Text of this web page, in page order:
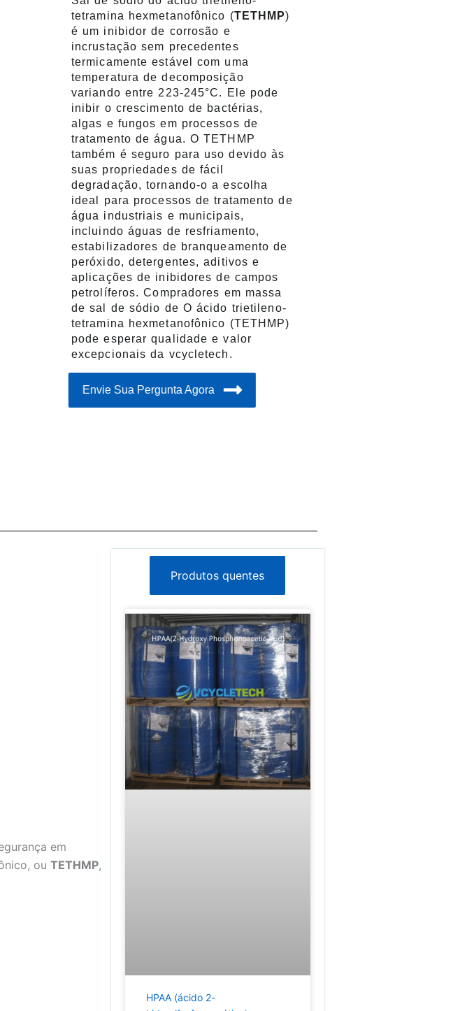
tetramina hexmetanofônico (TETHMP)
é um inibidor de corrosão e
incrustação sem precedentes
termicamente estável com uma
temperatura de decomposição
variando entre 223-245°C. Ele pode
inibir o crescimento de bactérias,
algas e fungos em processos de
tratamento de água. O TETHMP
também é seguro para uso devido às
suas propriedades de fácil
degradação, tornando-o a escolha
ideal para processos de tratamento de
água industriais e municipais,
incluindo águas de resfriamento,
estabilizadores de branqueamento de
peróxido, detergentes, aditivos e
aplicações de inibidores de campos
petrolíferos. Compradores em massa
de sal de sódio de O ácido trietileno-
tetramina hexmetanofônico (TETHMP)
pode esperar qualidade e valor
excepcionais da vcycletech.
Envie Sua Pergunta Agora
em
ou TETHMP,
Produtos quentes
HPAA (ácido 2-